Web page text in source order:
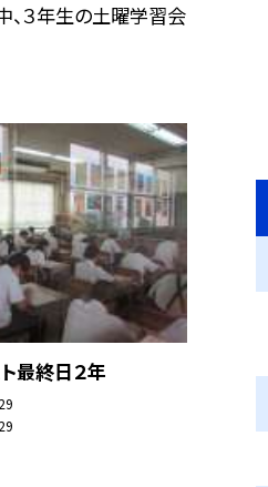
、３年生の土曜学習会
最終日２年